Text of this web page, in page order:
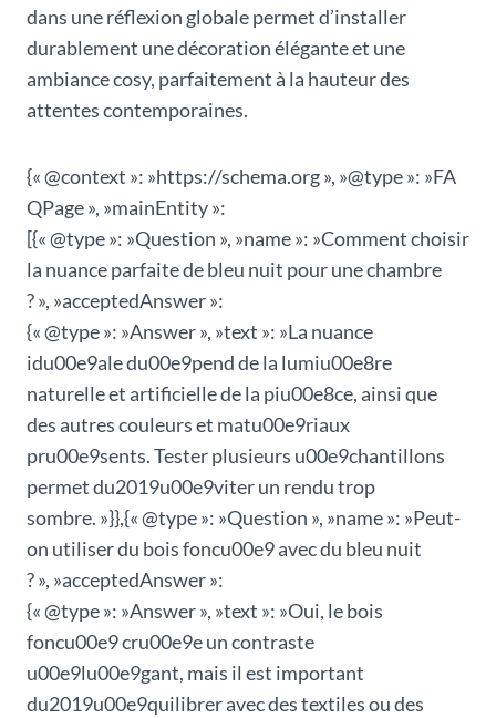
dans une réflexion globale permet d’installer
durablement une décoration élégante et une
ambiance cosy, parfaitement à la hauteur des
attentes contemporaines.
{« @context »: »https://schema.org », »@type »: »FA
QPage », »mainEntity »:
[{« @type »: »Question », »name »: »Comment choisir
la nuance parfaite de bleu nuit pour une chambre
? », »acceptedAnswer »:
{« @type »: »Answer », »text »: »La nuance
idu00e9ale du00e9pend de la lumiu00e8re
naturelle et artificielle de la piu00e8ce, ainsi que
des autres couleurs et matu00e9riaux
pru00e9sents. Tester plusieurs u00e9chantillons
permet du2019u00e9viter un rendu trop
sombre. »}},{« @type »: »Question », »name »: »Peut-
on utiliser du bois foncu00e9 avec du bleu nuit
? », »acceptedAnswer »:
{« @type »: »Answer », »text »: »Oui, le bois
foncu00e9 cru00e9e un contraste
u00e9lu00e9gant, mais il est important
du2019u00e9quilibrer avec des textiles ou des